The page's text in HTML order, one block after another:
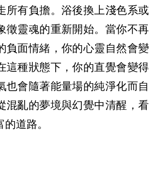
所有負擔。浴後換上淺色系或
徵靈魂的重新開始。當你不再
負面情緒，你的心靈自然會變
這種狀態下，你的直覺會變得
也會隨著能量場的純淨化而自
混亂的夢境與幻覺中清醒，看
道路。